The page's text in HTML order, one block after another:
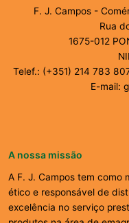
F. J. Campos -
Rua
1675-012
Telef.: (+351) 214 783
E-mail:
A nossa missão
A F. J. Campos tem como
ético e responsável de
excelência no serviço